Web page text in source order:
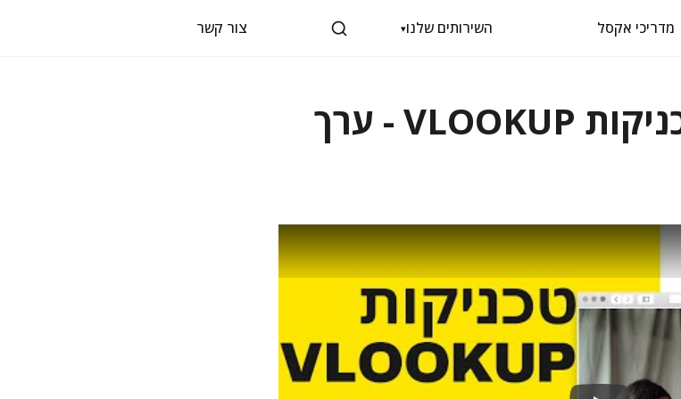
מדריכי אקסל השירותים שלנו▾ צור קשר
תותח אקסל - טכניקות VLOOKUP - ערך